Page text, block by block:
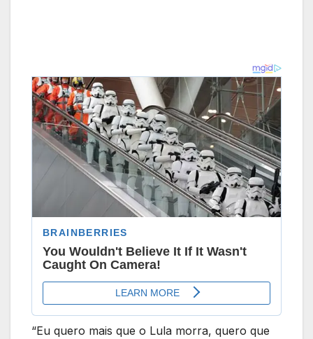
“Eu quero mais que o Lula morra, quero que